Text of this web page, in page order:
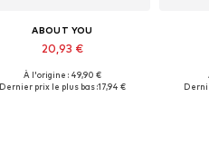
ABOUT YOU
20,93 €
À l'origine : 49,90 €
Dernier prix le plus bas :17,94 €
Tailles